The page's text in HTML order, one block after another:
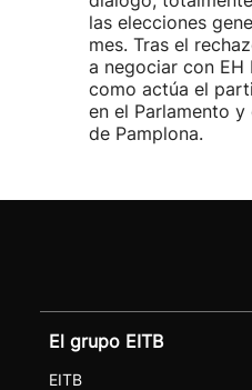
las elecciones
mes. Tras el
a negociar con
como actúa el
en el Parlamento
de Pamplona.
El grupo EITB
EITB